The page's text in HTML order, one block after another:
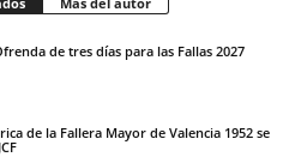
de tres días para las Fallas 2027
de la Fallera Mayor de Valencia 1952 se